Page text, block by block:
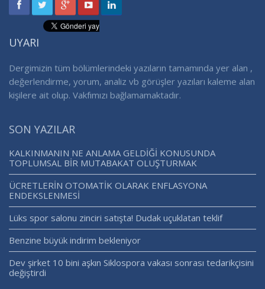
UYARI
Dergimizin tüm bölümlerindeki yazıların tamamında yer alan ,
değerlendirme, yorum, analiz vb görüşler yazıları kaleme alan
kişilere ait olup. Vakfımızı bağlamamaktadır.
SON YAZILAR
KALKINMANIN NE ANLAMA GELDİĞİ KONUSUNDA
TOPLUMSAL BİR MUTABAKAT OLUŞTURMAK
ÜCRETLERİN OTOMATİK OLARAK ENFLASYONA
ENDEKSLENMESİ
Lüks spor salonu zinciri satışta! Dudak uçuklatan teklif
Benzine büyük indirim bekleniyor
Dev şirket 10 bini aşkın Siklospora vakası sonrası tedarikçisini
değiştirdi